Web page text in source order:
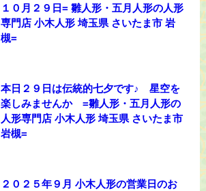
１０月２９日= 雛人形・五月人形の人形
専門店 小木人形 埼玉県 さいたま市 岩
槻=
本日２９日は伝統的七夕です♪ 星空を
楽しみませんか =雛人形・五月人形の
人形専門店 小木人形 埼玉県 さいたま市
岩槻=
２０２５年９月 小木人形の営業日のお